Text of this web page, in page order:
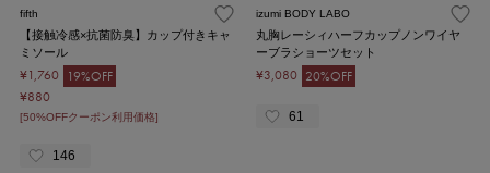
fifth
【接触冷感×抗菌防臭】カップ付きキャ
ミソール
¥1,760
19%OFF
¥880
[50%OFFクーポン利用価格]
146
izumi BODY LABO
丸胸レーシィハーフカップノンワイヤ
ーブラショーツセット
¥3,080 20%OFF
61